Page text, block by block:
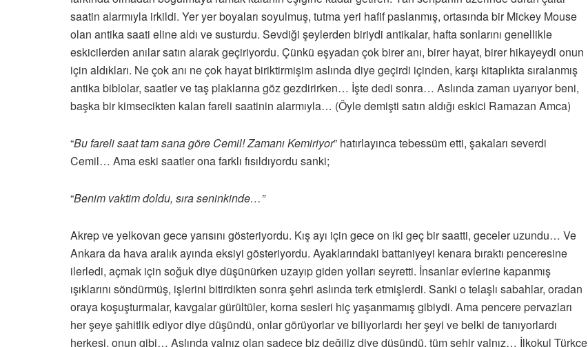
saatin alarmıyla irkildi. Yer yer boyaları soyulmuş, tutma yeri hafif paslanmış, ortasında bir Mickey Mouse
olan antika saati eline aldı ve susturdu. Sevdiği şeylerden biriydi antikalar, hafta sonlarını genellikle
eskicilerden anılar satın alarak geçiriyordu. Çünkü eşyadan çok birer anı, birer hayat, birer hikayeydi onun
için aldıkları. Ne çok anı ne çok hayat biriktirmişim aslında diye geçirdi içinden, karşı kitaplıkta sıralanmış
antika biblolar, saatler ve taş plaklarına göz gezdirirken… İşte dedi sonra… Aslında zaman uyarıyor beni,
başka bir kimsecikten kalan fareli saatinin alarmıyla… (Öyle demişti satın aldığı eskici Ramazan Amca)
“Bu fareli saat tam sana göre Cemil! Zamanı Kemiriyor” hatırlayınca tebessüm etti, şakaları severdi
Cemil… Ama eski saatler ona farklı fısıldıyordu sanki;
“Benim vaktim doldu, sıra seninkinde…”
Akrep ve yelkovan gece yarısını gösteriyordu. Kış ayı için gece on iki geç bir saatti, geceler uzundu… Ve
Ankara da hava aralık ayında eksiyi gösteriyordu. Ayaklarındaki battaniyeyi kenara bıraktı penceresine
ilerledi, açmak için soğuk diye düşünürken uzayıp giden yolları seyretti. İnsanlar evlerine kapanmış
ışıklarını söndürmüş, işlerini bitirdikten sonra şehri aslında terk etmişlerdi. Sanki o telaşlı sabahlar, oradan
oraya koşuşturmalar, kavgalar gürültüler, korna sesleri hiç yaşanmamış gibiydi. Ama pencere pervazları
her şeye şahitlik ediyor diye düşündü, onlar görüyorlar ve biliyorlardı her şeyi ve belki de tanıyorlardı
herkesi, onun gibi… Aslında yalnız olan sadece biz değiliz diye düşündü, tüm şehir yalnız… İlkokul Türkçe